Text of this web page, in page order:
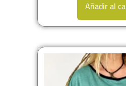
Añadir al